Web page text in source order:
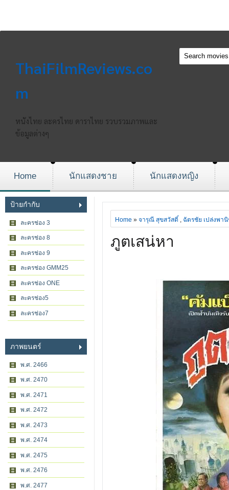
ThaiFilmReviews.co
m
หนังไทย ละครไทย ดาราไทย รวบรวมภาพและ
ข้อมูลต่างๆ
Home นักแสดงชาย นักแสดงหญิง
ป้ายกำกับ
ละครช่อง 3
ละครช่อง 8
ละครช่อง 9
ละครช่อง GMM25
ละครช่อง ONE
ละครช่อง5
ละครช่อง7
ภาพยนตร์
พ.ศ. 2466
พ.ศ. 2470
พ.ศ. 2471
พ.ศ. 2472
พ.ศ. 2473
พ.ศ. 2474
พ.ศ. 2475
พ.ศ. 2476
พ.ศ. 2477
Home » จารุณี สุขสวัสดิ์ , ฉัตรชัย เปล่งพา
ภูตเสน่หา